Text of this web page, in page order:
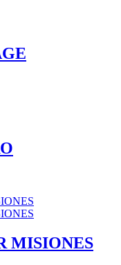
MISIONES